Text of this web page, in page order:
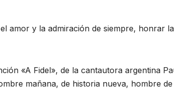
amor y la admiración de siempre, honrar
«A Fidel», de la cantautora argentina
mañana, de historia nueva, hombre de